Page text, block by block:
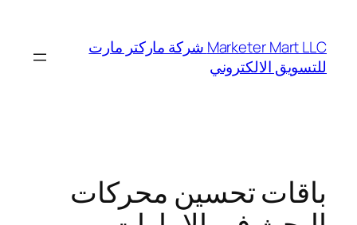
المحتوى
Marketer Mart LLC شركة ماركتر مارت
للتسويق الالكتروني
باقات تحسين محركات